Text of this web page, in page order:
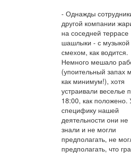
- Однажды
другой компании
на соседней террасе
шашлыки - с музыкой
смехом, как водится.
Немного мешало
(упоительный запах
как минимум!), хотя
устраивали веселье
18:00, как положено.
специфику нашей
деятельности они не
знали и не могли
предполагать, не
предполагать, что